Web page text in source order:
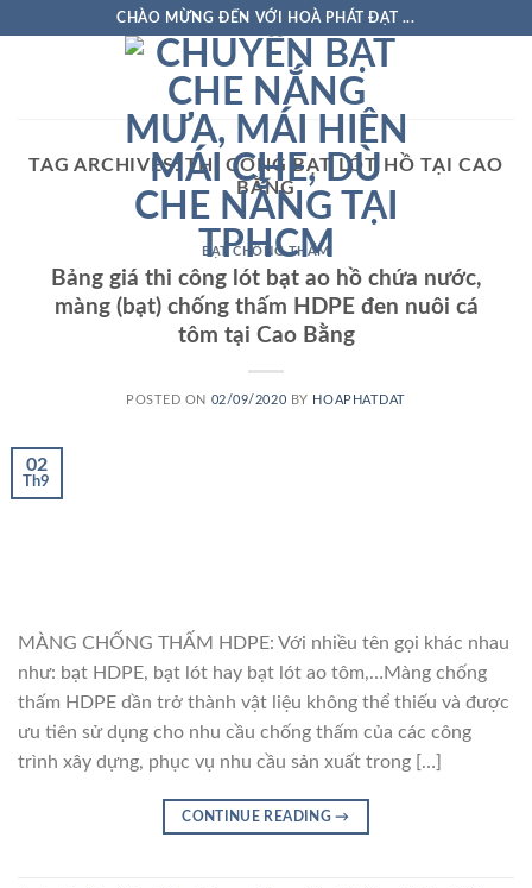
CHÀO MỪNG ĐẾN VỚI HOÀ PHÁT ĐẠT ...
TAG ARCHIVES:THI CÔNG BẠT LÓT HỒ TẠI CAO
BẰNG
BẠT CHỐNG THẤM
Bảng giá thi công lót bạt ao hồ chứa nước,
màng (bạt) chống thấm HDPE đen nuôi cá
tôm tại Cao Bằng
POSTED ON 02/09/2020 BY HOAPHATDAT
02
Th9
MÀNG CHỐNG THẤM HDPE: Với nhiều tên gọi khác nhau
như: bạt HDPE, bạt lót hay bạt lót ao tôm,…Màng chống
thấm HDPE dần trở thành vật liệu không thể thiếu và được
ưu tiên sử dụng cho nhu cầu chống thấm của các công
trình xây dựng, phục vụ nhu cầu sản xuất trong […]
CONTINUE READING→